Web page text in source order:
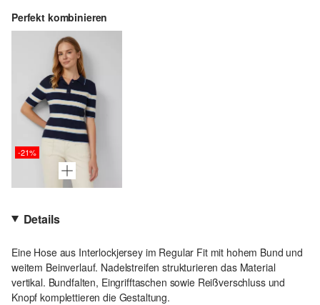
Perfekt kombinieren
-21%
Details
Eine Hose aus Interlockjersey im Regular Fit mit hohem Bund und
weitem Beinverlauf. Nadelstreifen strukturieren das Material
vertikal. Bundfalten, Eingrifftaschen sowie Reißverschluss und
Knopf komplettieren die Gestaltung.